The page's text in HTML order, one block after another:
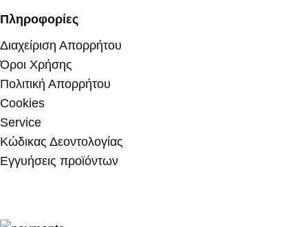
Πληροφορίες
Διαχείριση Απορρήτου
Όροι Χρήσης
Πολιτική Απορρήτου
Cookies
Service
Κώδικας Δεοντολογίας
Εγγυήσεις προϊόντων